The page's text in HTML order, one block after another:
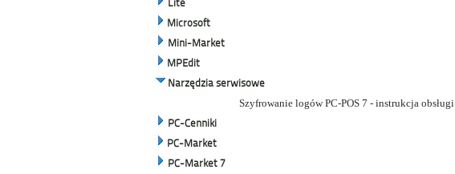
Lite
Microsoft
Mini-Market
MPEdit
Narzędzia serwisowe
Szyfrowanie logów PC-POS 7 - instrukcja obsługi
PC-Cenniki
PC-Market
PC-Market 7